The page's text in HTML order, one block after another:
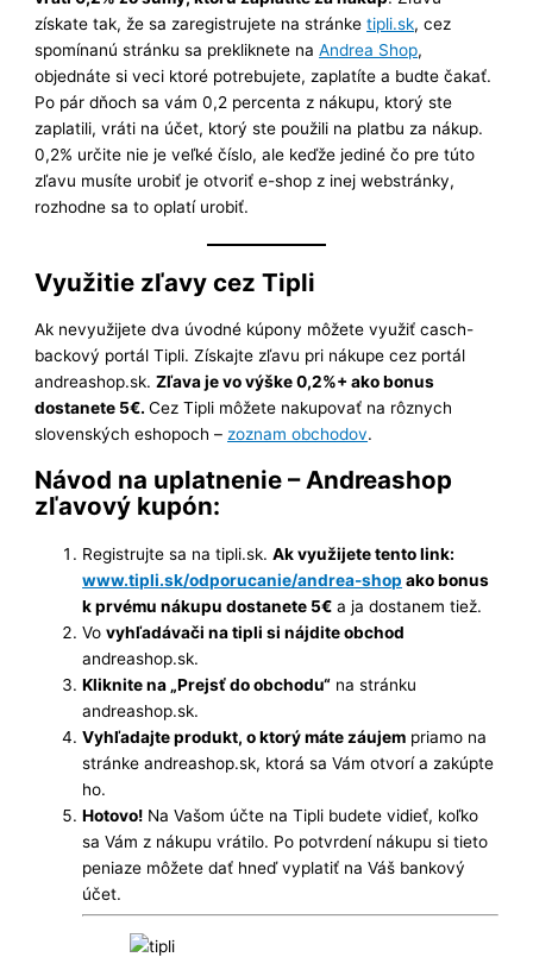
získate tak, že sa zaregistrujete na stránketipli.sk, cez
spomínanú stránku sa prekliknete naAndrea Shop,
objednáte si veci ktoré potrebujete, zaplatíte a budte čakať.
Po pár dňoch sa vám 0,2 percenta z nákupu, ktorý ste
zaplatili, vráti na účet, ktorý ste použili na platbu za nákup.
0,2% určite nie je veľké číslo, ale keďže jediné čo pre túto
zľavu musíte urobiť je otvoriť e-shop z inej webstránky,
rozhodne sa to oplatí urobiť.
Využitie zľavy cez Tipli
Ak nevyužijete dva úvodné kúpony môžete využiť casch-
backový portál Tipli. Získajte zľavu pri nákupe cez portál
andreashop.sk.Zľava je vo výške 0,2%+ ako bonus
dostanete 5€.Cez Tipli môžete nakupovať na rôznych
slovenských eshopoch –zoznam obchodov.
Návod na uplatnenie – Andreashop
zľavový kupón:
Registrujte sa na tipli.sk.Ak využijete tento link:
www.tipli.sk/odporucanie/andrea-shop ako bonus
k prvému nákupu dostanete 5€ a ja dostanem tiež.
Vovyhľadávači na tipli si nájdite obchod
andreashop.sk.
Kliknite na „Prejsť do obchodu“ na stránku
andreashop.sk.
Vyhľadajte produkt, o ktorý máte záujem priamo na
stránke andreashop.sk, ktorá sa Vám otvorí a zakúpte
ho.
Hotovo! Na Vašom účte na Tipli budete vidieť, koľko
sa Vám z nákupu vrátilo. Po potvrdení nákupu si tieto
peniaze môžete dať hneď vyplatiť na Váš bankový
účet.